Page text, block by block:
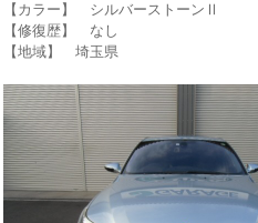
【カラー】 シルバーストーンⅡ
【修復歴】 なし
【地域】 埼玉県